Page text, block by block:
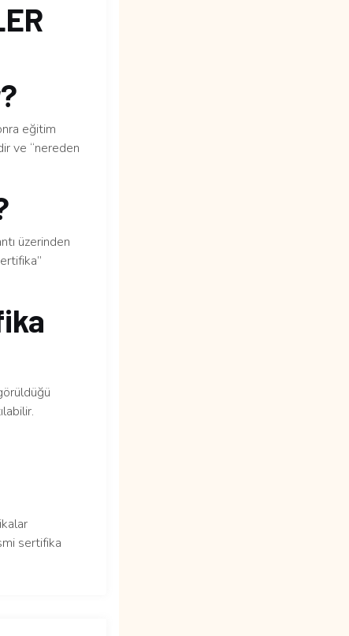
eğitim
ve “nereden
üzerinden
sertifika